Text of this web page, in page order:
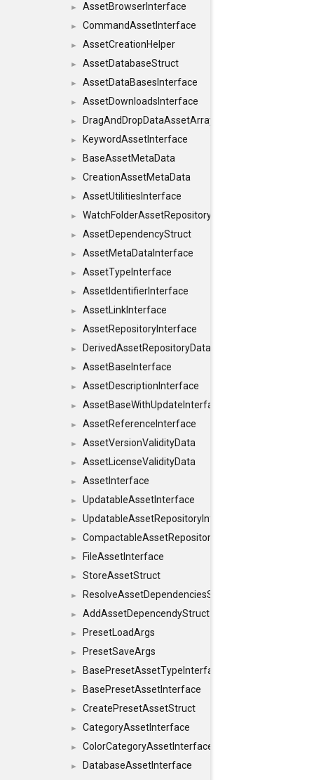
► AssetBrowserInterface
► CommandAssetInterface
► AssetCreationHelper
► AssetDatabaseStruct
► AssetDataBasesInterface
► AssetDownloadsInterface
► DragAndDropDataAssetArray
► KeywordAssetInterface
► BaseAssetMetaData
► CreationAssetMetaData
► AssetUtilitiesInterface
► WatchFolderAssetRepositoryInterface
► AssetDependencyStruct
► AssetMetaDataInterface
► AssetTypeInterface
► AssetIdentifierInterface
► AssetLinkInterface
► AssetRepositoryInterface
► DerivedAssetRepositoryDataInterface
► AssetBaseInterface
► AssetDescriptionInterface
► AssetBaseWithUpdateInterface
► AssetReferenceInterface
► AssetVersionValidityData
► AssetLicenseValidityData
► AssetInterface
► UpdatableAssetInterface
► UpdatableAssetRepositoryInterface
► CompactableAssetRepositoryInterface
► FileAssetInterface
► StoreAssetStruct
► ResolveAssetDependenciesStruct
► AddAssetDepencendyStruct
► PresetLoadArgs
► PresetSaveArgs
► BasePresetAssetTypeInterface
► BasePresetAssetInterface
► CreatePresetAssetStruct
► CategoryAssetInterface
► ColorCategoryAssetInterface
►
DatabaseAssetInterface